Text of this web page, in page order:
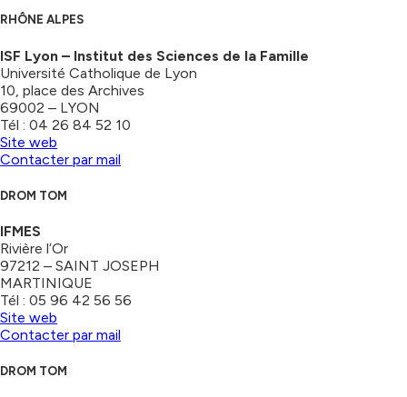
RHÔNE ALPES
ISF Lyon – Institut des Sciences de la Famille
Université Catholique de Lyon
10, place des Archives
69002 – LYON
Tél : 04 26 84 52 10
Site web
Contacter par mail
DROM TOM
IFMES
Rivière l’Or
97212 – SAINT JOSEPH
MARTINIQUE
Tél : 05 96 42 56 56
Site web
Contacter par mail
DROM TOM